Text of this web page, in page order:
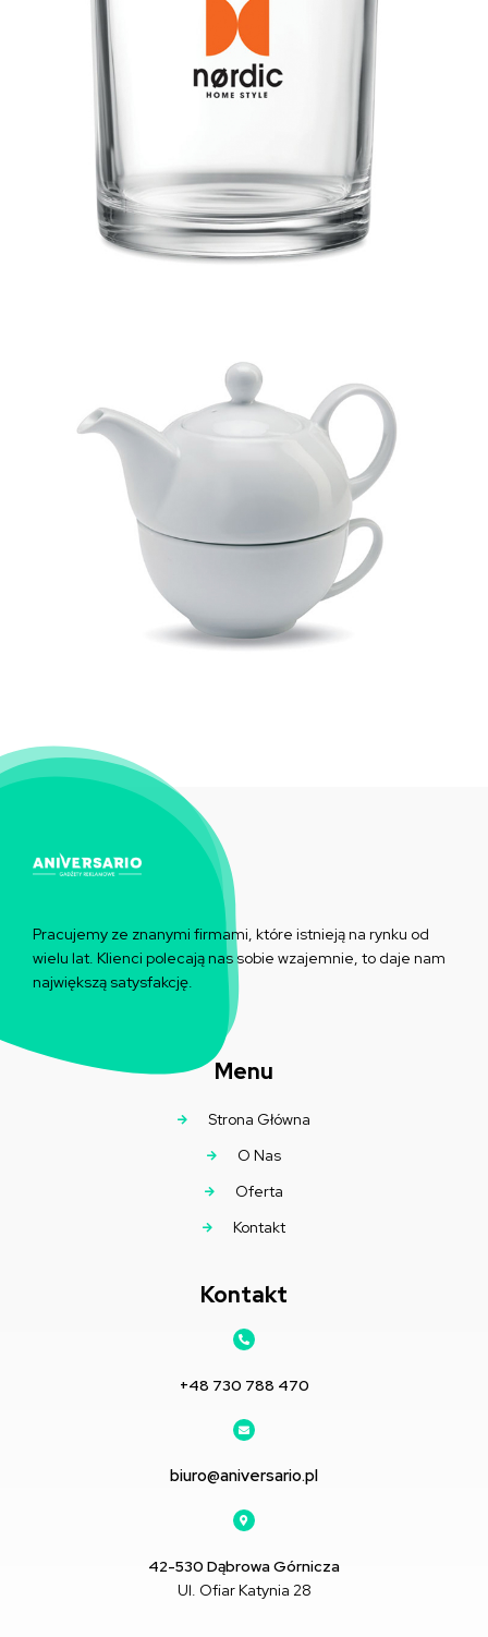
Pracujemy ze znanymi firmami, które istnieją na rynku od
wielu lat. Klienci polecają nas sobie wzajemnie, to daje nam
największą satysfakcję.
Menu
Strona Główna
O Nas
Oferta
Kontakt
Kontakt
+48 730 788 470
biuro@aniversario.pl
42-530 Dąbrowa Górnicza
Ul. Ofiar Katynia 28